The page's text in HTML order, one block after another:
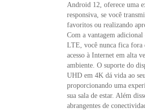
Android 12, oferece uma
responsiva, se você
favoritos ou realizando
Com a vantagem
LTE, você nunca fica fora
acesso à Internet em alta
ambiente. O suporte do
UHD em 4K dá vida ao
proporcionando uma
sua sala de estar. Além
abrangentes de